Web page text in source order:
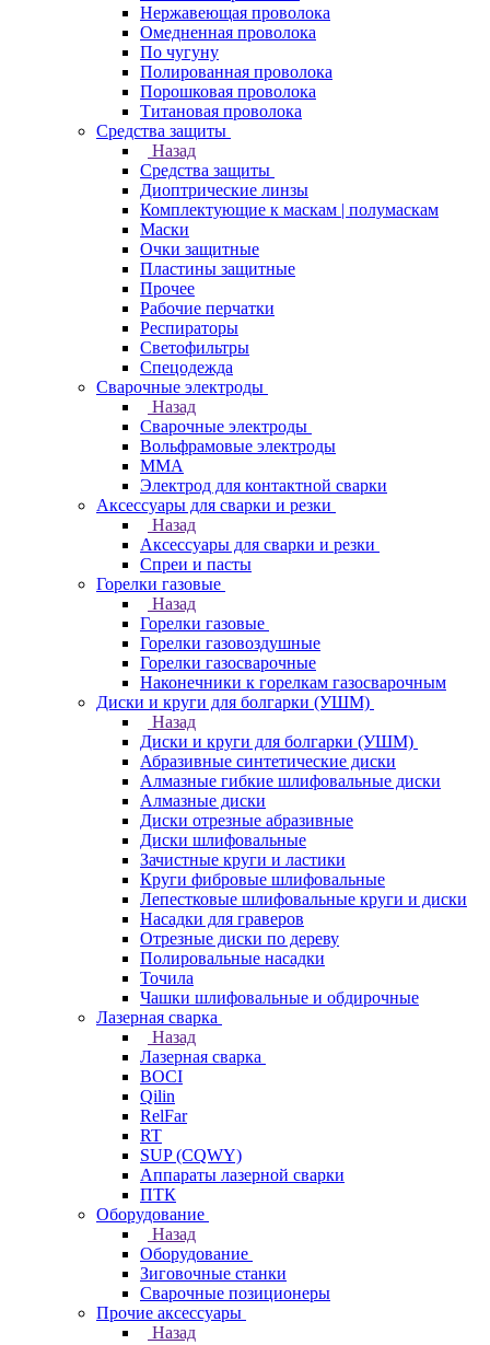
Нержавеющая проволока
Омедненная проволока
По чугуну
Полированная проволока
Порошковая проволока
Титановая проволока
Средства защиты
Назад
Средства защиты
Диоптрические линзы
Комплектующие к маскам | полумаскам
Маски
Очки защитные
Пластины защитные
Прочее
Рабочие перчатки
Респираторы
Светофильтры
Спецодежда
Сварочные электроды
Назад
Сварочные электроды
Вольфрамовые электроды
ММА
Электрод для контактной сварки
Аксессуары для сварки и резки
Назад
Аксессуары для сварки и резки
Спреи и пасты
Горелки газовые
Назад
Горелки газовые
Горелки газовоздушные
Горелки газосварочные
Наконечники к горелкам газосварочным
Диски и круги для болгарки (УШМ)
Назад
Диски и круги для болгарки (УШМ)
Абразивные синтетические диски
Алмазные гибкие шлифовальные диски
Алмазные диски
Диски отрезные абразивные
Диски шлифовальные
Зачистные круги и ластики
Круги фибровые шлифовальные
Лепестковые шлифовальные круги и диски
Насадки для граверов
Отрезные диски по дереву
Полировальные насадки
Точила
Чашки шлифовальные и обдирочные
Лазерная сварка
Назад
Лазерная сварка
BOCI
Qilin
RelFar
RT
SUP (CQWY)
Аппараты лазерной сварки
ПТК
Оборудование
Назад
Оборудование
Зиговочные станки
Сварочные позиционеры
Прочие аксессуары
Назад